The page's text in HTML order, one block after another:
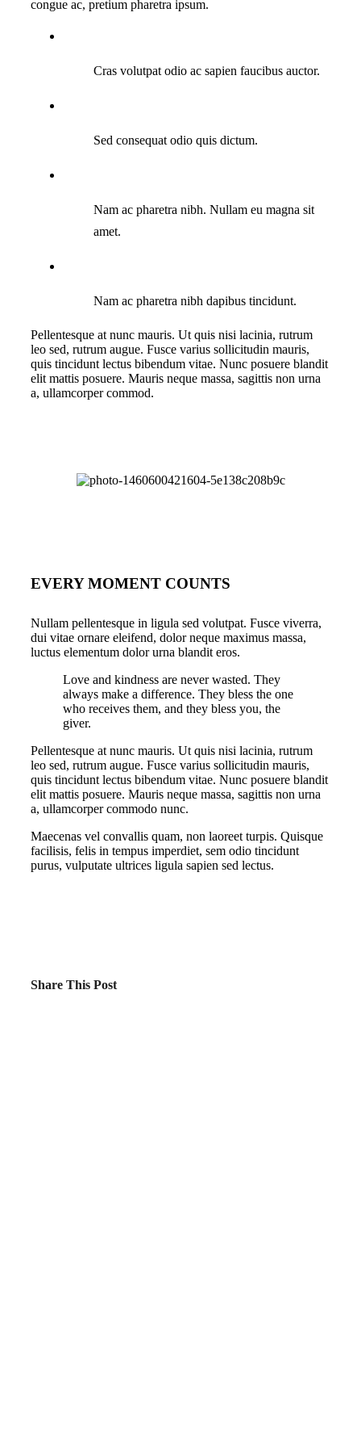
congue ac, pretium pharetra ipsum.
Cras volutpat odio ac sapien faucibus auctor.
Sed consequat odio quis dictum.
Nam ac pharetra nibh. Nullam eu magna sit
amet.
Nam ac pharetra nibh dapibus tincidunt.
Pellentesque at nunc mauris. Ut quis nisi lacinia, rutrum
leo sed, rutrum augue. Fusce varius sollicitudin mauris,
quis tincidunt lectus bibendum vitae. Nunc posuere blandit
elit mattis posuere. Mauris neque massa, sagittis non urna
a, ullamcorper commod.
EVERY MOMENT COUNTS
Nullam pellentesque in ligula sed volutpat. Fusce viverra,
dui vitae ornare eleifend, dolor neque maximus massa,
luctus elementum dolor urna blandit eros.
Love and kindness are never wasted. They
always make a difference. They bless the one
who receives them, and they bless you, the
giver.
Pellentesque at nunc mauris. Ut quis nisi lacinia, rutrum
leo sed, rutrum augue. Fusce varius sollicitudin mauris,
quis tincidunt lectus bibendum vitae. Nunc posuere blandit
elit mattis posuere. Mauris neque massa, sagittis non urna
a, ullamcorper commodo nunc.
Maecenas vel convallis quam, non laoreet turpis. Quisque
facilisis, felis in tempus imperdiet, sem odio tincidunt
purus, vulputate ultrices ligula sapien sed lectus.
Share This Post